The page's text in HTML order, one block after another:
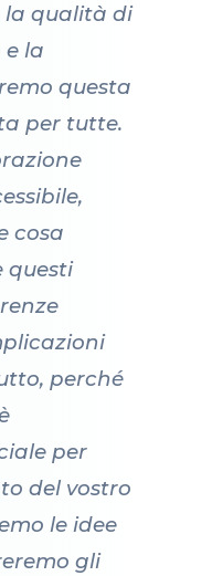
la qualità di
e la
questa
per tutte.
cosa
questi
perché
per
del vostro
le idee
gli